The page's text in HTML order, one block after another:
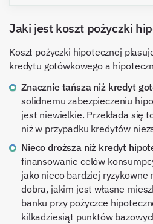
Jaki jest koszt pożyczki
Koszt pożyczki hipotecznej
kredytu gotówkowego a
Znacznie tańsza niż kredyt
solidnemu zabezpieczeniu
jest niewielkie. Przekłada się
niż w przypadku kredytów
Nieco droższa niż kredyt
finansowanie celów
jako nieco bardziej ryzykowne
dobra, jakim jest własne
banku przy pożyczce
kilkadziesiąt punktów